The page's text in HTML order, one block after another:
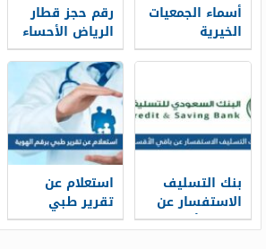
أسماء الجمعيات
الخيرية
المعتمدة في
السعودية
رقم حجز قطار
الرياض الأحساء
سار محطة
القطار الموحد
1448
بنك التسليف
الاستفسار عن
باقي الأقساط
استعلام عن
تقرير طبي
برقم الهوية